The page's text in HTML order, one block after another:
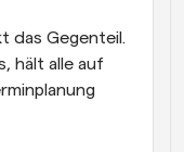
das Gegenteil.
hält alle auf